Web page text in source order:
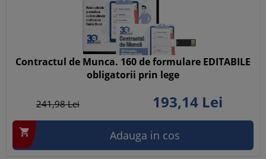
Contractul de Munca. 160 de formulare EDITABILE
obligatorii prin lege
241,98Lei 193,14Lei
 Adauga in cos